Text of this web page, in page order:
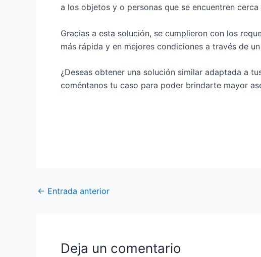
a los objetos y o personas que se encuentren
Gracias a esta solución, se cumplieron con los
más rápida y en mejores condiciones a través de
¿Deseas obtener una solución similar adaptada a
coméntanos tu caso para poder brindarte mayor
Navegación
← Entrada anterior
Deja un comentario